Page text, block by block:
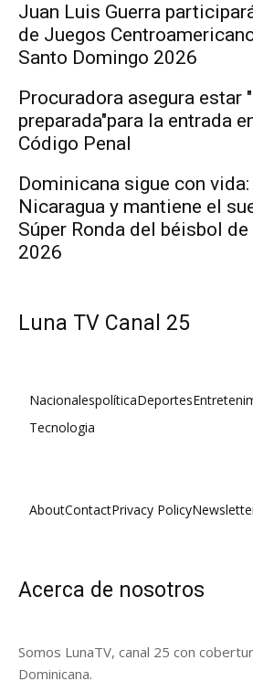
Juan Luis Guerra
de Juegos
Santo Domingo 2026
Procuradora asegura estar
preparada"para la entrada
Código Penal
Dominicana sigue con
Nicaragua y mantiene el
Súper Ronda del béisbol
2026
Luna TV Canal 25
NacionalespolíticaDeportes
Tecnologia
AboutContactPrivacy Policy
Acerca de nosotros
Somos LunaTV, canal 25 con
Dominicana.